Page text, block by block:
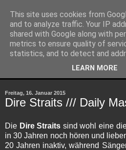
Freitag, 16. Januar 2015
Dire Straits /// Daily
Die Dire Straits sind wohl eine
in 30 Jahren noch hören und
20 Jahren inaktiv, während
This site uses cookies from
and to analyze traffic. Your IP
shared with Google along with
metrics to ensure quality of
statistics, and to detect and
LEARN MORE